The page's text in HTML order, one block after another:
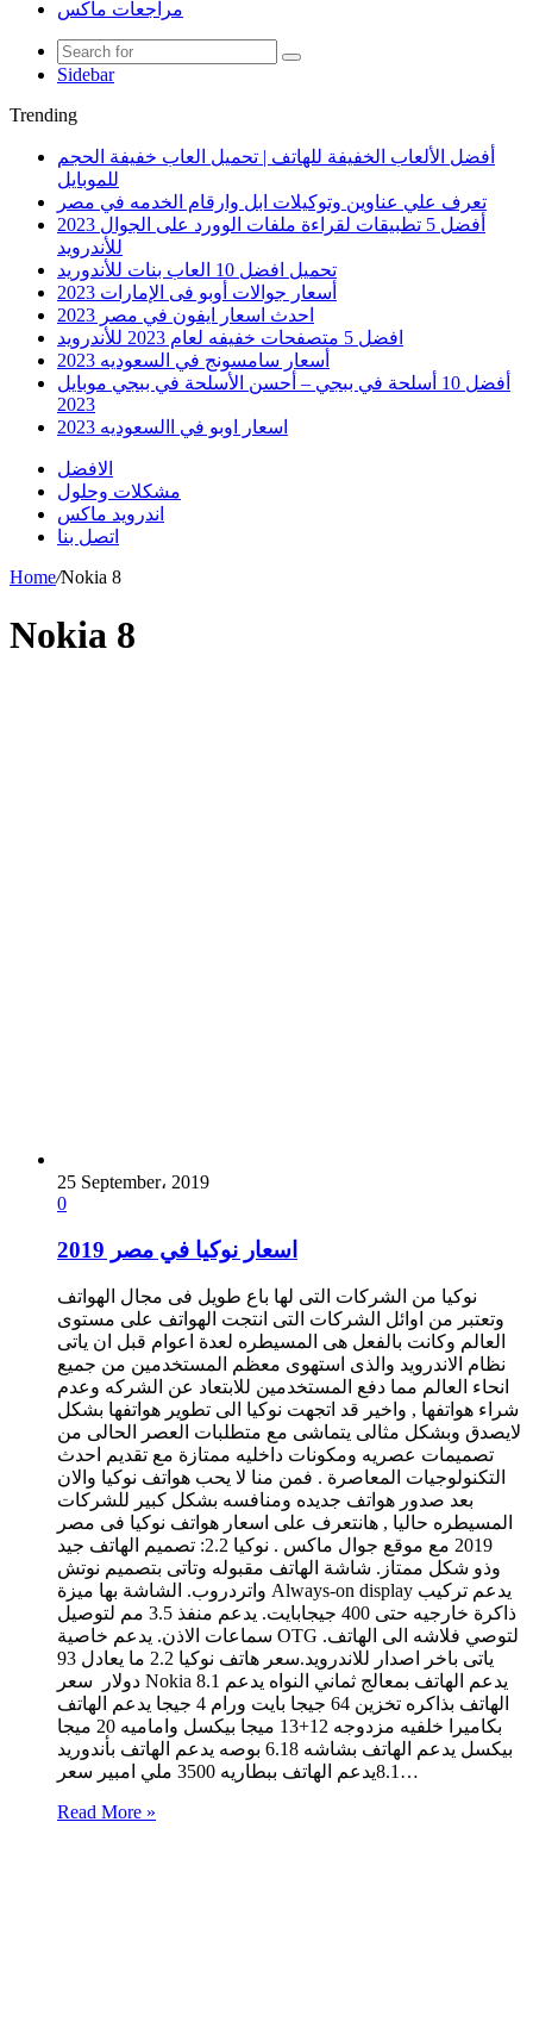
مراجعات ماكس
Sidebar
Trending
أفضل الألعاب الخفيفة للهاتف | تحميل العاب خفيفة الحجم
للموبايل
تعرف علي عناوين وتوكيلات ابل وارقام الخدمه في مصر
أفضل 5 تطبيقات لقراءة ملفات الوورد على الجوال 2023
للأندرويد
تحميل افضل 10 العاب بنات للأندوريد
أسعار جوالات أوبو فى الإمارات 2023
احدث اسعار ايفون في مصر 2023
افضل 5 متصفحات خفيفه لعام 2023 للأندرويد
أسعار سامسونج في السعوديه 2023
أفضل 10 أسلحة في ببجي – أحسن الأسلحة في ببجي موبايل
2023
اسعار اوبو في االسعوديه 2023
الافضل
مشكلات وحلول
اندرويد ماكس
اتصل بنا
Home/Nokia 8
Nokia 8
25 September، 2019
0
اسعار نوكيا في مصر 2019
نوكيا من الشركات التى لها باع طويل فى مجال الهواتف
وتعتبر من اوائل الشركات التى انتجت الهواتف على مستوى
العالم وكانت بالفعل هى المسيطره لعدة اعوام قبل ان ياتى
نظام الاندرويد والذى استهوى معظم المستخدمين من جميع
انحاء العالم مما دفع المستخدمين للابتعاد عن الشركه وعدم
شراء هواتفها , واخير قد اتجهت نوكيا الى تطوير هواتفها بشكل
لايصدق وبشكل مثالى يتماشى مع متطلبات العصر الحالى من
تصميمات عصريه ومكونات داخليه ممتازة مع تقديم احدث
التكنولوجيات المعاصرة . فمن منا لا يحب هواتف نوكيا والان
بعد صدور هواتف جديده ومنافسه بشكل كبير للشركات
المسيطره حاليا , هانتعرف على اسعار هواتف نوكيا فى مصر
2019 مع موقع جوال ماكس . نوكيا 2.2: تصميم الهاتف جيد
وذو شكل ممتاز. شاشة الهاتف مقبوله وتاتى بتصميم نوتش
واتردروب. الشاشة بها ميزة Always-on display يدعم تركيب
ذاكرة خارجيه حتى 400 جيجابايت. يدعم منفذ 3.5 مم لتوصيل
سماعات الاذن. يدعم خاصية OTG لتوصي فلاشه الى الهاتف.
ياتى باخر اصدار للاندرويد.سعر هاتف نوكيا 2.2 ما يعادل 93
دولار سعر Nokia 8.1 يدعم الهاتف بمعالج ثماني النواه يدعم
الهاتف بذاكره تخزين 64 جيجا بايت ورام 4 جيجا يدعم الهاتف
بكاميرا خلفيه مزدوجه 12+13 ميجا بيكسل واماميه 20 ميجا
بيكسل يدعم الهاتف بشاشه 6.18 بوصه يدعم الهاتف بأندوريد
8.1يدعم الهاتف ببطاريه 3500 ملي امبير سعر…
Read More »